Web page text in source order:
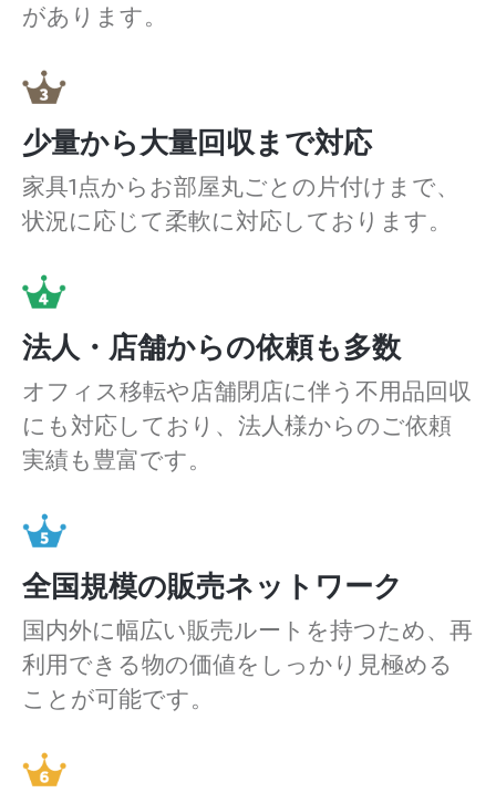
があります。
少量から大量回収まで対応
家具1点からお部屋丸ごとの片付けまで、
状況に応じて柔軟に対応しております。
法人・店舗からの依頼も多数
オフィス移転や店舗閉店に伴う不用品回収
にも対応しており、法人様からのご依頼
実績も豊富です。
全国規模の販売ネットワーク
国内外に幅広い販売ルートを持つため、再
利用できる物の価値をしっかり見極める
ことが可能です。